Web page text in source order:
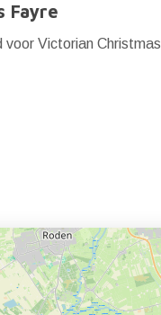
Fayre
Victorian